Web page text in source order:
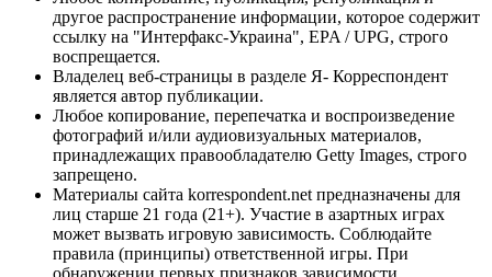
другое распространение информации, которое содержит
ссылку на "Интерфакс-Украина", EPA / UPG, строго
воспрещается.
Владелец веб-страницы в разделе Я- Корреспондент
является автор публикации.
Любое копирование, перепечатка и воспроизведение
фотографий и/или аудиовизуальных материалов,
принадлежащих правообладателю Getty Images, строго
запрещено.
Материалы сайта korrespondent.net предназначены для
лиц старше 21 года (21+). Участие в азартных играх
может вызвать игровую зависимость. Соблюдайте
правила (принципы) ответственной игры. При
обнаружении первых признаков зависимости